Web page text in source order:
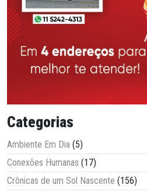
Categorias
Ambiente Em Dia (5)
Conexões Humanas (17)
Crônicas de um Sol Nascente (156)